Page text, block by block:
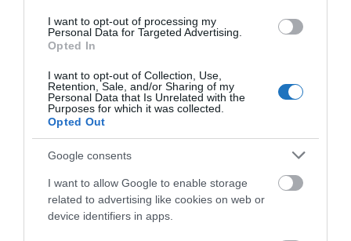
I want to opt-out of processing my
Personal Data for Targeted Advertising.
Opted In
I want to opt-out of Collection, Use,
Retention, Sale, and/or Sharing of my
Personal Data that Is Unrelated with the
Purposes for which it was collected.
Opted Out
Google consents
I want to allow Google to enable storage
related to advertising like cookies on web or
device identifiers in apps.
HETI BÖLCSESSÉG
"Az ember, aki a tengert nézi, szerelemtől
sújtott gyerek." Jean-Michel Maulpoix